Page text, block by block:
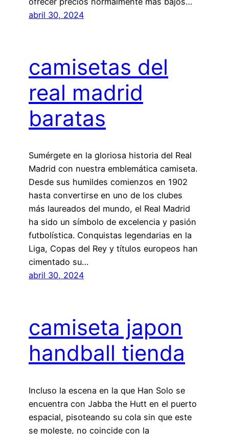
abril 30, 2024
camisetas del
real madrid
baratas
Sumérgete en la gloriosa historia del Real
Madrid con nuestra emblemática camiseta.
Desde sus humildes comienzos en 1902
hasta convertirse en uno de los clubes
más laureados del mundo, el Real Madrid
ha sido un símbolo de excelencia y pasión
futbolística. Conquistas legendarias en la
Liga, Copas del Rey y títulos europeos han
cimentado su…
abril 30, 2024
camiseta japon
handball tienda
Incluso la escena en la que Han Solo se
encuentra con Jabba the Hutt en el puerto
espacial, pisoteando su cola sin que este
se moleste, no coincide con la